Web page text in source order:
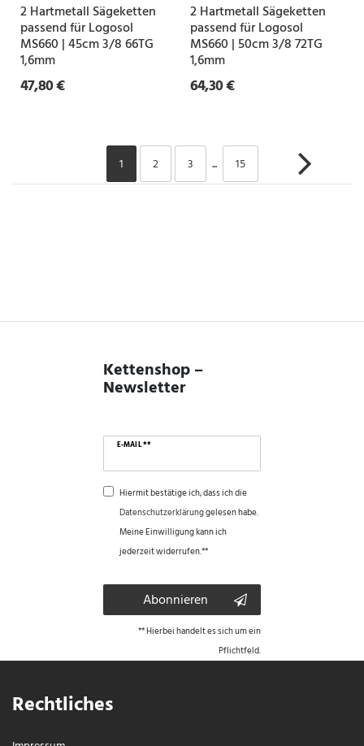
2 Hartmetall Sägeketten
passend für Logosol
MS660 | 45cm 3/8 66TG
1,6mm
47,80 €
2 Hartmetall Sägeketten
passend für Logosol
MS660 | 50cm 3/8 72TG
1,6mm
64,30 €
1 2 3 ... 15
Kettenshop –
Newsletter
E-MAIL **
Hiermit bestätige ich, dass ich die
Daten­schutz­erklärunggelesen habe.
Meine Einwilligung kann ich
jederzeit widerrufen.**
Abonnieren
** Hierbei handelt es sich um ein
Pflichtfeld.
Rechtliches